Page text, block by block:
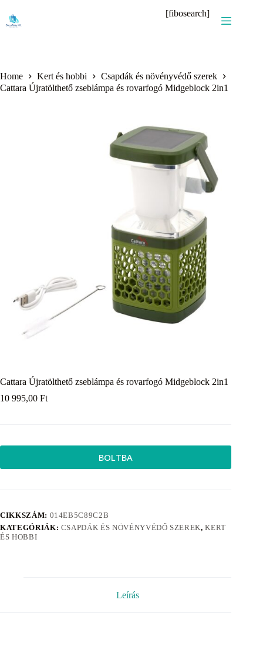
content
[fibosearch]
Home Kert és hobbi
Csapdák és növényvédő szerek
Cattara Újratölthető zseblámpa és rovarfogó Midgeblock 2in1
Cattara Újratölthető zseblámpa és rovarfogó Midgeblock 2in1
10 995,00 Ft
BOLTBA
CIKKSZÁM: 014EB5C89C2B
KATEGÓRIÁK: CSAPDÁK ÉS NÖVÉNYVÉDŐ SZEREK,KERT
ÉS HOBBI
Leírás